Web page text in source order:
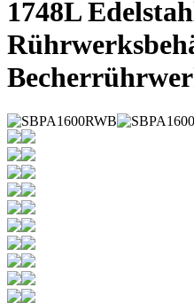
1748L